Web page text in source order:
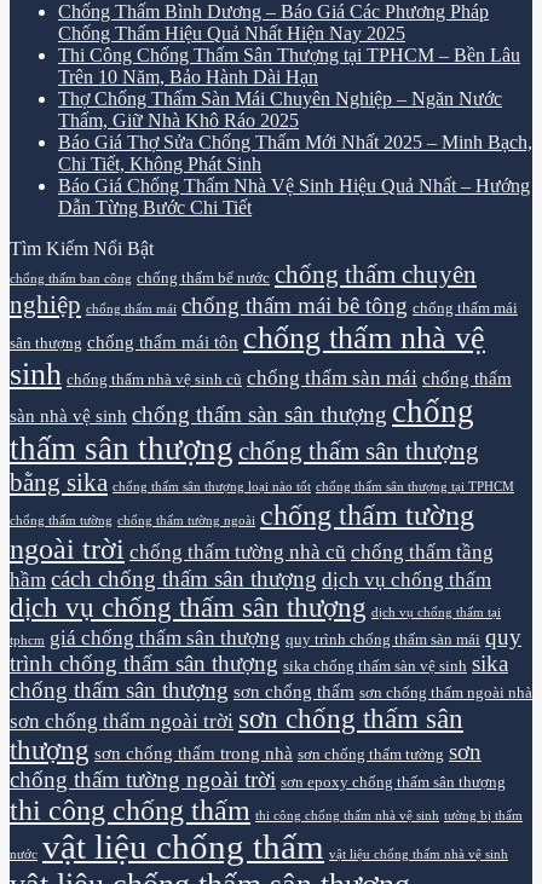
Chống Thấm Bình Dương – Báo Giá Các Phương Pháp
Chống Thấm Hiệu Quả Nhất Hiện Nay 2025
Thi Công Chống Thấm Sân Thượng tại TPHCM – Bền Lâu
Trên 10 Năm, Bảo Hành Dài Hạn
Thợ Chống Thấm Sàn Mái Chuyên Nghiệp – Ngăn Nước
Thấm, Giữ Nhà Khô Ráo 2025
Báo Giá Thợ Sửa Chống Thấm Mới Nhất 2025 – Minh Bạch,
Chi Tiết, Không Phát Sinh
Báo Giá Chống Thấm Nhà Vệ Sinh Hiệu Quả Nhất – Hướng
Dẫn Từng Bước Chi Tiết
Tìm Kiếm Nổi Bật
chống thấm ban công chống thấm bể nước chống thấm chuyên
nghiệp chống thấm mái chống thấm mái bê tông chống thấm mái
sân thượng chống thấm mái tôn chống thấm nhà vệ
sinh chống thấm nhà vệ sinh cũ chống thấm sàn mái chống thấm
sàn nhà vệ sinh chống thấm sàn sân thượng chống
thấm sân thượng chống thấm sân thượng
bằng sika chống thấm sân thượng loại nào tốt chống thấm sân thượng tại TPHCM
chống thấm tường chống thấm tường ngoài chống thấm tường
ngoài trời chống thấm tường nhà cũ chống thấm tầng
hầm cách chống thấm sân thượng dịch vụ chống thấm
dịch vụ chống thấm sân thượng dịch vụ chống thấm tại
tphcm giá chống thấm sân thượng quy trình chống thấm sàn mái quy
trình chống thấm sân thượng sika chống thấm sàn vệ sinh sika
chống thấm sân thượng sơn chống thấm sơn chống thấm ngoài nhà
sơn chống thấm ngoài trời sơn chống thấm sân
thượng sơn chống thấm trong nhà sơn chống thấm tường sơn
chống thấm tường ngoài trời sơn epoxy chống thấm sân thượng
thi công chống thấm thi công chống thấm nhà vệ sinh tường bị thấm
nước vật liệu chống thấm vật liệu chống thấm nhà vệ sinh